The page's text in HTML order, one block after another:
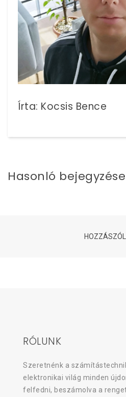
Írta: Kocsis Bence
Hasonló
RÓLUNK
Szeretnénk a
elektronikai világ minden
felfedni, beszámolva a